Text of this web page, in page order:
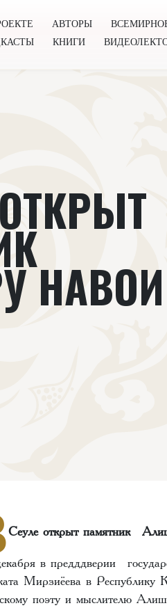
АВТОРЫ
КНИГИ
НАВОИ
Сеуле открыт памятник
в предддверии
Мирзиёева в Республику
поэту и мыслителю